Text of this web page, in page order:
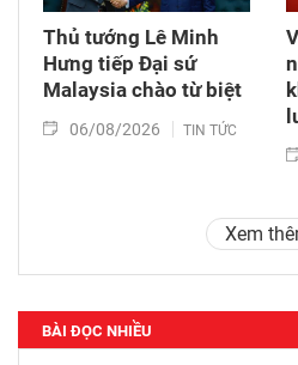
Thủ tướng Lê Minh
Hưng tiếp Đại sứ
Malaysia chào từ biệt
06/08/2026 TIN TỨC
Xem
BÀI ĐỌC NHIỀU